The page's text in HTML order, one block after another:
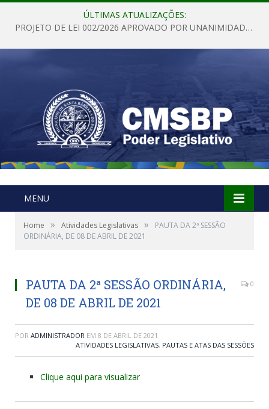
ÚLTIMAS ATUALIZAÇÕES:
PROJETO DE LEI 002/2026 APROVADO POR UNANIMIDADE EM SESSÃO ORDINÁRIA NESTA QUINTA – FEIRA 28 DE MAIO DE 2026
MENU
Home » Atividades Legislativas »
PAUTA DA 2ª SESSÃO
ORDINÁRIA, DE 08 DE ABRIL DE 2021
PAUTA DA 2ª SESSÃO ORDINÁRIA,
DE 08 DE ABRIL DE 2021
0
POR ADMINISTRADOR EM 8 DE ABRIL DE 2021
ATIVIDADES LEGISLATIVAS, PAUTAS E ATAS DAS SESSÕES
Clique aqui para visualizar